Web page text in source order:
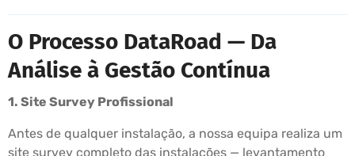
O Processo DataRoad — Da
Análise à Gestão Contínua
1. Site Survey Profissional
Antes de qualquer instalação, a nossa equipa realiza um
site survey completo das instalações — levantamento